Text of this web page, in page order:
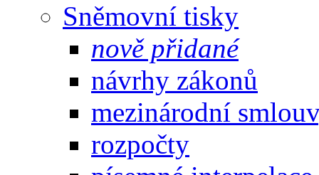
Sněmovní tisky
nově přidané
návrhy zákonů
mezinárodní
rozpočty